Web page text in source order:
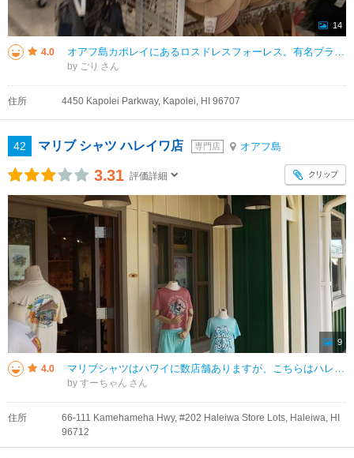
14
4.0 オアフ島カポレイにあるロスドレスフォーレス。有名ブランドのものも安く手に入ったり定価で買うのはなんか納得いかないぞ！って人にはもってこいのお店です。 現地で使えるような帽子や水着なども売ってて日本から忘れ物しちゃった
by ごり
住所 4450 Kapolei Parkway, Kapolei, HI 96707
42 マリブ シャツ ハレイワ店 専門店 オアフ島
3.31 評価詳細 クリップ
9
4.0 マリブシャツはハワイに数店舗ありますが、こちらはハレイワ店です。ビンテージ感のあるプリントがとてもおしゃれです。アメカジっぽいファッションが好きな人にはおすすめです。 子供服もあるので家族みんなでおそろいができるのも
by すーちゃん
住所
66-111 Kamehameha Hwy, #202 Haleiwa Store Lots, Haleiwa, HI
96712